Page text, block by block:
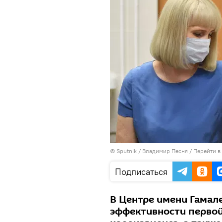
© Sputnik / Владимир Песня / Перейти
Подписаться
В Центре имени
эффективности